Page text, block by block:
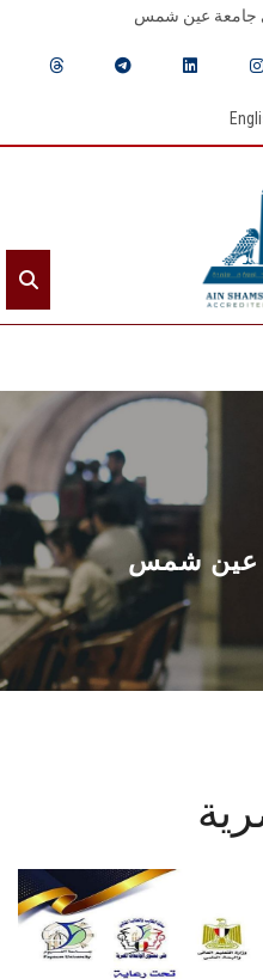
جامعة عين شمس
الرئيسيـة
عن الجامعة
القطاعـات
الشئون الأكاديمية
البحث العلمي
الأنظمة الذكية
الإعلام
عين شمس